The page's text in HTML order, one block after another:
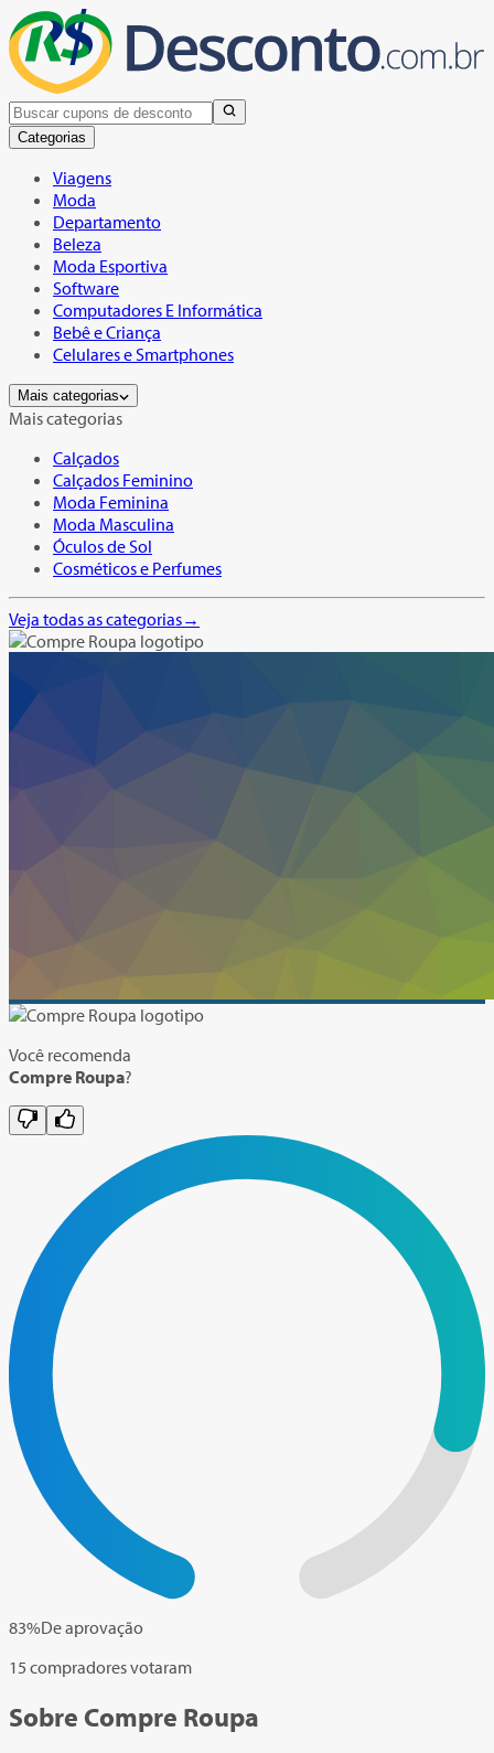
Categorias
Viagens
Moda
Departamento
Beleza
Moda Esportiva
Software
Computadores E Informática
Bebê e Criança
Celulares e Smartphones
Mais categorias
Mais categorias
Calçados
Calçados Feminino
Moda Feminina
Moda Masculina
Óculos de Sol
Cosméticos e Perfumes
Veja todas as categorias→
Você recomenda
Compre Roupa?
83%De aprovação
15 compradores votaram
Sobre Compre Roupa